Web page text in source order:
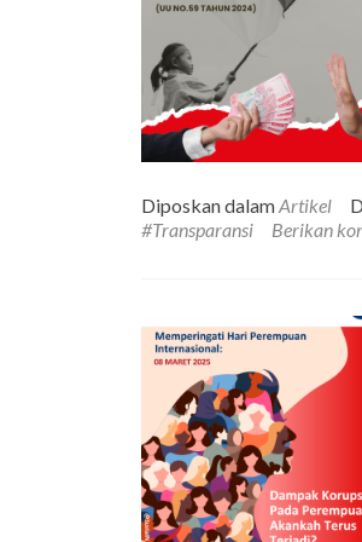
Diposkan dalamArtikel
#Transparansi
Berikan